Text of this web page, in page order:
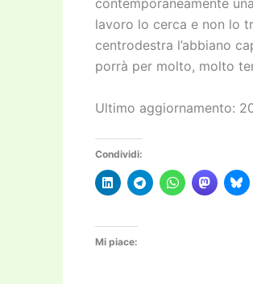
contemporaneamente
lavoro lo cerca e non lo
centrodestra l’abbiano
porrà per molto, molto
Ultimo aggiornamento:
Condividi:
Mi piace: